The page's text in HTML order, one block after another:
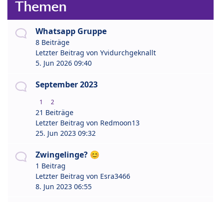
Themen
Whatsapp Gruppe
8 Beiträge
Letzter Beitrag von Yvidurchgeknallt
5. Jun 2026 09:40
September 2023
1 2
21 Beiträge
Letzter Beitrag von Redmoon13
25. Jun 2023 09:32
Zwingelinge? 😊
1 Beitrag
Letzter Beitrag von Esra3466
8. Jun 2023 06:55